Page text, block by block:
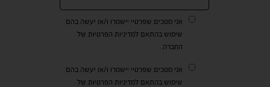
אני מסכים שפרטיי יישמרו ו/או יעשה בהם
שימוש בהתאם למדיניות הפרטיות של
החברה.
אני מסכים שפרטיי יישמרו ו/או יעשה בהם
שימוש בהתאם למדיניות הפרטיות של